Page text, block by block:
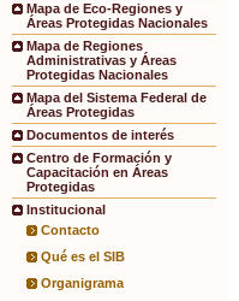
Mapa de Eco-Regiones y
Áreas Protegidas Nacionales
Mapa de Regiones
Administrativas y Áreas
Protegidas Nacionales
Mapa del Sistema Federal de
Áreas Protegidas
Documentos de interés
Centro de Formación y
Capacitación en Áreas
Protegidas
Institucional
Contacto
Qué es el SIB
Organigrama